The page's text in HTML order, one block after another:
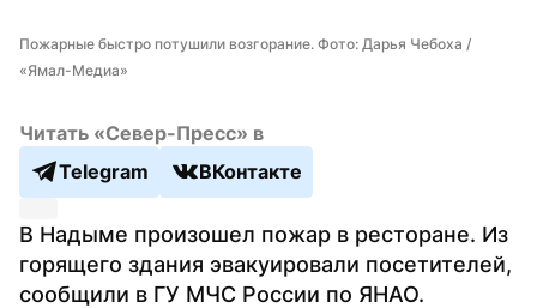
Пожарные быстро потушили возгорание. Фото: Дарья Чебоха /
«Ямал-Медиа»
Читать «Север-Пресс» в
Telegram
ВКонтакте
В Надыме произошел пожар в ресторане. Из
горящего здания эвакуировали посетителей,
сообщили в ГУ МЧС России по ЯНАО.